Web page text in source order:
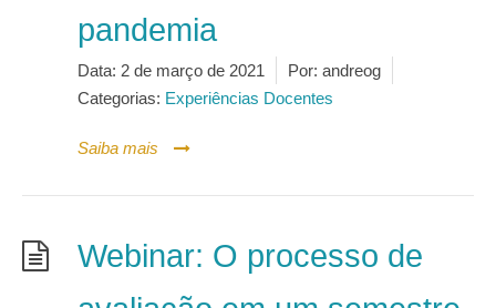
pandemia
Data: 2 de março de 2021 Por: andreog
Categorias: Experiências Docentes
Saiba mais
Webinar: O processo de